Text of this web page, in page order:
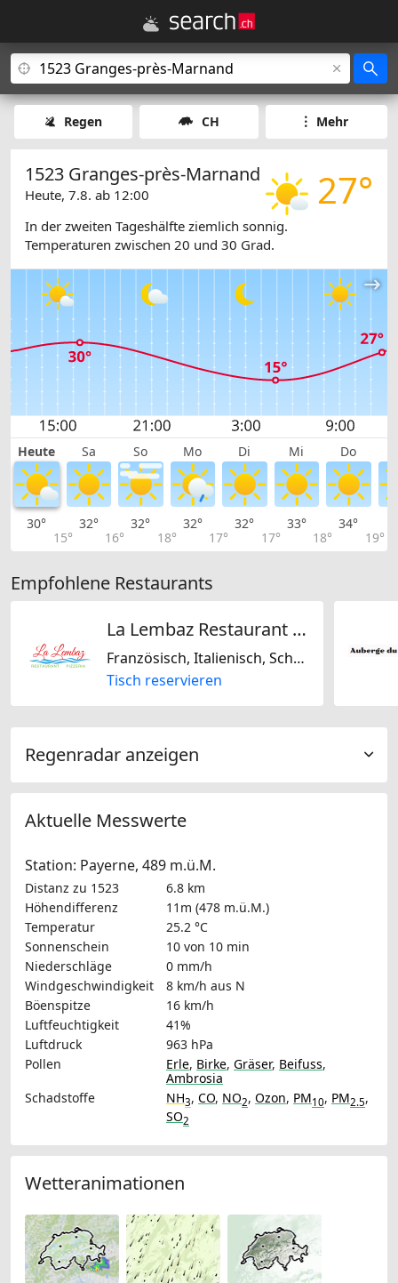
Regen CH Mehr
27°
1523 Granges-près-Marnand
Heute, 7.8. ab 12:00
In der zweiten Tageshälfte ziemlich sonnig.
Temperaturen zwischen 20 und 30 Grad.
Heute Sa So Mo Di Mi Do
30°
15°
32°
16°
32°
18°
32°
17°
32°
17°
33°
18°
34°
19°
Empfohlene Restaurants
La Lembaz Restaurant Pizzeria
Französisch, Italienisch, Schweizerisch, Glutenfrei, Laktosefrei, Nussfrei, Sojafrei
Tisch reservieren
Regenradar anzeigen
Aktuelle Messwerte
Station: Payerne, 489 m.ü.M.
Distanz zu 1523
6.8 km
Höhendifferenz
11m (478 m.ü.M.)
Temperatur
25.2 °C
Sonnenschein
10 von 10 min
Niederschläge
0 mm/h
Windgeschwindigkeit
8 km/h aus N
Böenspitze
16 km/h
Luftfeuchtigkeit
41%
Luftdruck
963 hPa
Pollen
Erle, Birke, Gräser, Beifuss,
Ambrosia
Schadstoffe
NH3, CO, NO2, Ozon, PM10, PM2.5,
SO2
Wetteranimationen